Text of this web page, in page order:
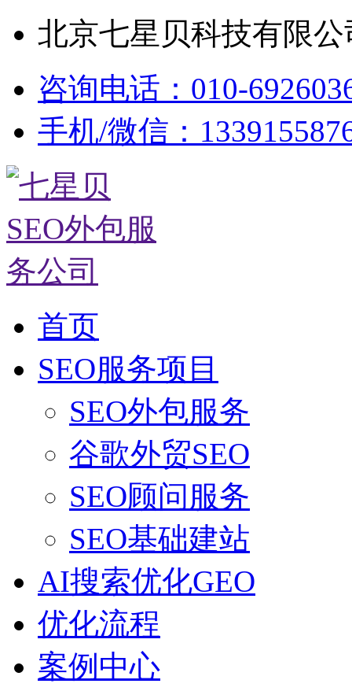
北京七星贝科技有限
咨询电话：010-
手机/微信：
首页
SEO服务项目
SEO外包服务
谷歌外贸SEO
SEO顾问服务
SEO基础建站
AI搜索优化GEO
优化流程
案例中心